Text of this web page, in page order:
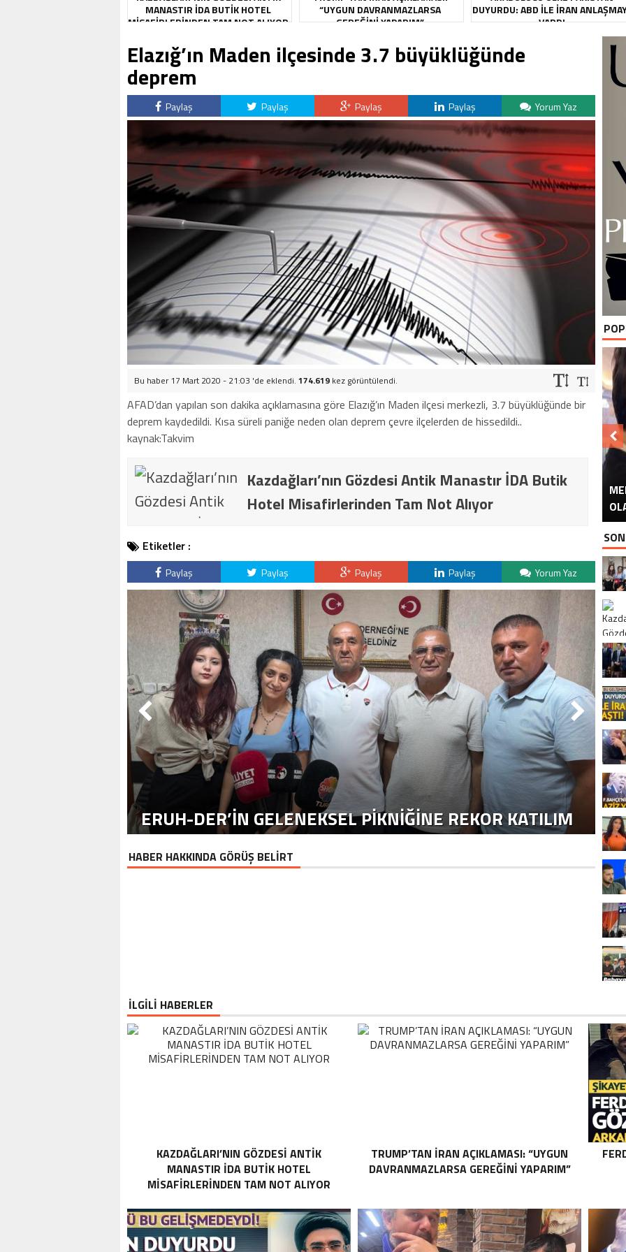
MANASTIR İDA BUTIK HOTEL
MISAFIRLERINDEN TAM NOT ALIYOR
“UYGUN DAVRANMAZLARSA
GEREĞINI YAPARIM”
DUYURDU: ABD ILE İRAN
VARDI
Elazığ’ın Maden ilçesinde 3.7 büyüklüğünde
deprem
Paylaş Paylaş Paylaş Paylaş Yorum Yaz
Bu haber 17 Mart 2020 - 21:03 'de eklendi. 174.619 kez görüntülendi.
AFAD’dan yapılan son dakika açıklamasına göre Elazığ’ın Maden ilçesi merkezli, 3.7 büyüklüğünde bir
deprem kaydedildi. Kısa süreli paniğe neden olan deprem çevre ilçelerden de hissedildi..
kaynak:Takvim
Kazdağları’nın Gözdesi Antik Manastır İDA Butik
Hotel Misafirlerinden Tam Not Alıyor
Etiketler :
Paylaş Paylaş Paylaş Paylaş Yorum Yaz
ERUH-DER’IN GELENEKSEL PIKNIĞINE REKOR KATILIM
HABER HAKKINDA GÖRÜŞ BELİRT
İLGİLİ HABERLER
KAZDAĞLARI’NIN GÖZDESI ANTIK
MANASTIR İDA BUTIK HOTEL
MISAFIRLERINDEN TAM NOT ALIYOR
TRUMP’TAN İRAN AÇIKLAMASI: “UYGUN
DAVRANMAZLARSA GEREĞINI YAPARIM”